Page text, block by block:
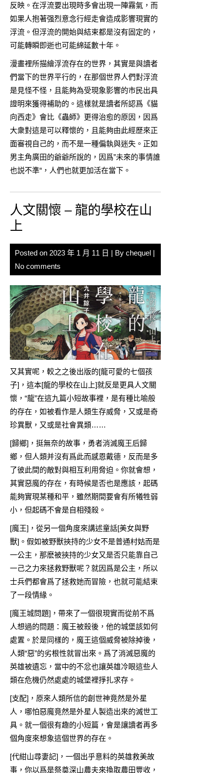
反映。在浮流要出現時多會出現一陣霧氣，而
如果人抱著强烈意念行經走會造成影響現實的
浮流。但浮流的開始與結束都是沒有固定的，
可能轉瞬即逝也可能綿延數十年。
漫畫裡所描繪浮流存在的世界，其實是與讀者
們當下的世界平行的，在那個世界人們對浮流
是見怪不怪，且能夠為受現象影響的市民出具
證明來獲得補助的。這樣就是讀者所認爲《貓
向西走》會比《蟲師》更得治愈的原因，因爲
大衆對這是可以釋懷的，且能夠由此經歷來正
面審視自己的，而不是一種偏執與迷失。正如
男主角廣田的爺爺所說的，因爲”未來的事情誰
也説不準“，人們也就更加活在當下。
人文關懷 – 龍的學校在山
上
Posted on 2023 年 1 月 11 日 | By chequel |
No comments
又其實呢，較之之後出版的[龍可愛的七個孩
子]，這本[龍的學校在山上]就反是更具人文關
懷，“龍”在這九篇小短故事裡，是有種比喻般
的存在，如被看作是人類生存威脅，又或是奇
珍異獸，又或是社會異類……
[歸鄉]，挺無奈的故事，勇者消滅魔王后歸
鄉，但人類并沒有爲此而感恩戴德，反而是多
了彼此間的敵對與相互利用脅迫。你就會想，
其實惡魔的存在，有時候是否也是應該，起碼
能夠實現某種和平，雖然期間要會有所犧牲弱
小，但起碼不會是自相殘殺。
[魔王]，從另一個角度來講述童話[美女與野
獸]。假如被野獸挾持的少女不是普通村姑而是
一公主，那麽被挾持的少女又是否只能靠自己
一己之力來拯救野獸呢？就因爲是公主，所以
士兵們都會爲了拯救她而冒險，也就可能結束
了一段情緣。
[魔王城問題]，帶來了一個很現實而從前不爲
人想過的問題：魔王被殺後，他的城堡該如何
處置。於是同樣的，魔王這個威脅被除掉後，
人類“惡”的劣根性就冒出來。爲了消滅惡魔的
英雄被遺忘，當中的不忿也讓英雄冷眼這些人
類在危機仍然處處的城堡裡掙扎求存。
[支配]，原來人類所信的創世神竟然是外星
人，哪怕惡魔竟然是外星人製造出來的滅世工
具。就一個很有趣的小短篇，會是讓讀者再多
個角度來想象這個世界的存在。
[代紺山尋妻記]，一個出乎意料的英雄救美故
事，你以爲是祭奠深山農夫來換取農田豐收，